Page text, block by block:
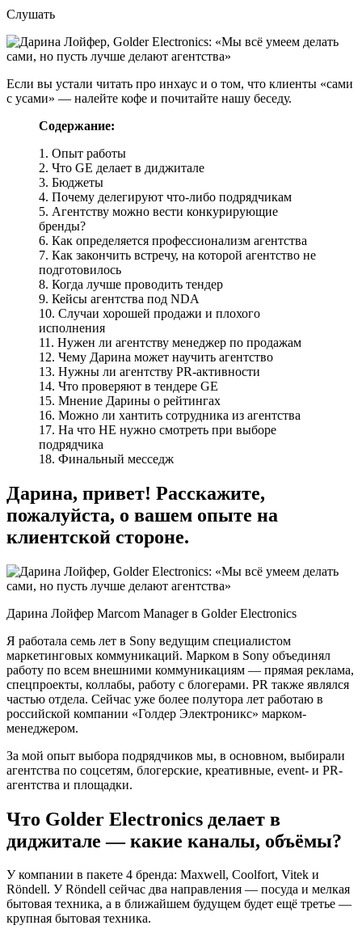
Слушать
Если вы устали читать про инхаус и о том, что клиенты «сами
с усами» — налейте кофе и почитайте нашу беседу.
Содержание:
1. Опыт работы
2. Что GE делает в диджитале
3. Бюджеты
4. Почему делегируют что-либо подрядчикам
5. Агентству можно вести конкурирующие
бренды?
6. Как определяется профессионализм агентства
7. Как закончить встречу, на которой агентство не
подготовилось
8. Когда лучше проводить тендер
9. Кейсы агентства под NDA
10. Случаи хорошей продажи и плохого
исполнения
11. Нужен ли агентству менеджер по продажам
12. Чему Дарина может научить агентство
13. Нужны ли агентству PR-активности
14. Что проверяют в тендере GE
15. Мнение Дарины о рейтингах
16. Можно ли хантить сотрудника из агентства
17. На что НЕ нужно смотреть при выборе
подрядчика
18. Финальный месседж
Дарина, привет! Расскажите,
пожалуйста, о вашем опыте на
клиентской стороне.
Дарина Лойфер Marcom Manager в Golder Electronics
Я работала семь лет в Sony ведущим специалистом
маркетинговых коммуникаций. Марком в Sony объединял
работу по всем внешними коммуникациям — прямая реклама,
спецпроекты, коллабы, работу с блогерами. PR также являлся
частью отдела. Сейчас уже более полутора лет работаю в
российской компании «Голдер Электроникс» марком-
менеджером.
За мой опыт выбора подрядчиков мы, в основном, выбирали
агентства по соцсетям, блогерские, креативные, event- и PR-
агентства и площадки.
Что Golder Electronics делает в
диджитале — какие каналы, объёмы?
У компании в пакете 4 бренда: Maxwell, Coolfort, Vitek и
Röndell. У Röndell сейчас два направления — посуда и мелкая
бытовая техника, а в ближайшем будущем будет ещё третье —
крупная бытовая техника.